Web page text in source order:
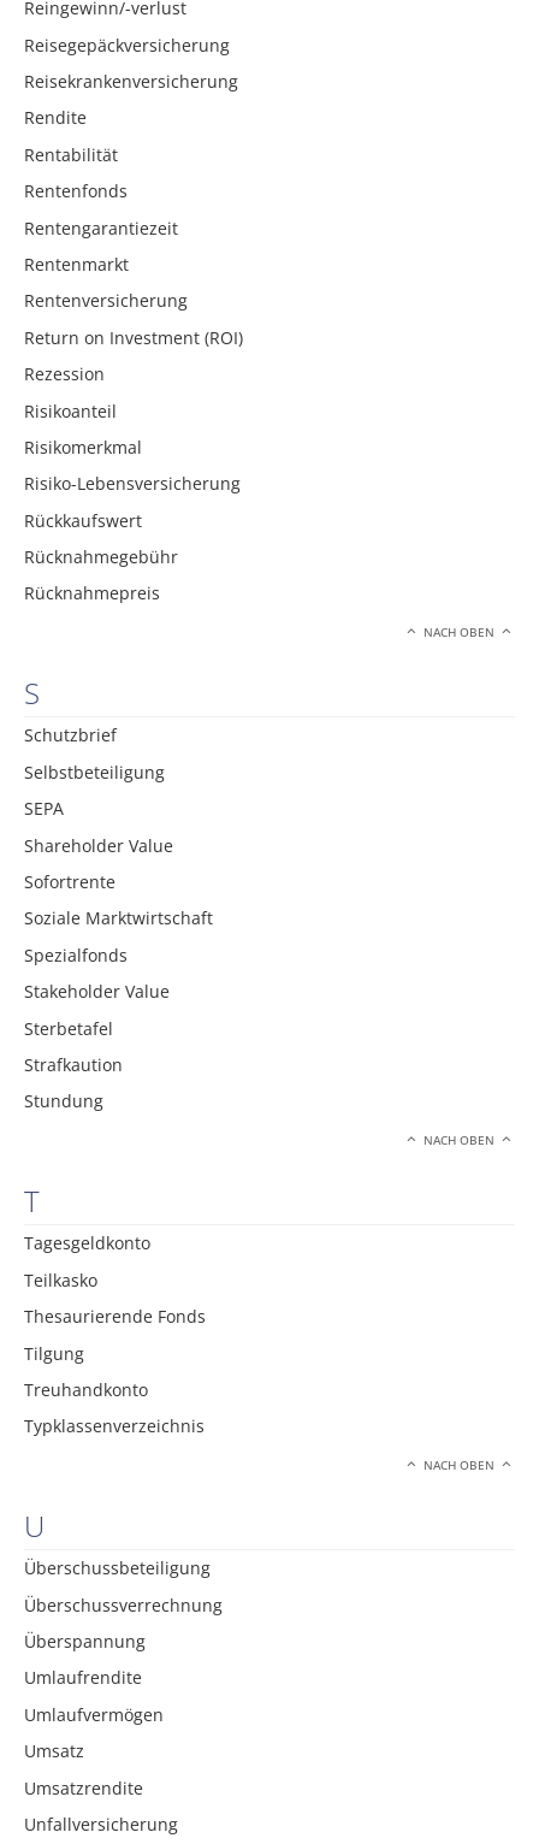
Reingewinn/-verlust
Reisegepäckversicherung
Reisekrankenversicherung
Rendite
Rentabilität
Rentenfonds
Rentengarantiezeit
Rentenmarkt
Rentenversicherung
Return on Investment (ROI)
Rezession
Risikoanteil
Risikomerkmal
Risiko-Lebensversicherung
Rückkaufswert
Rücknahmegebühr
Rücknahmepreis
NACH OBEN
S
Schutzbrief
Selbstbeteiligung
SEPA
Shareholder Value
Sofortrente
Soziale Marktwirtschaft
Spezialfonds
Stakeholder Value
Sterbetafel
Strafkaution
Stundung
NACH OBEN
T
Tagesgeldkonto
Teilkasko
Thesaurierende Fonds
Tilgung
Treuhandkonto
Typklassenverzeichnis
NACH OBEN
U
Überschussbeteiligung
Überschussverrechnung
Überspannung
Umlaufrendite
Umlaufvermögen
Umsatz
Umsatzrendite
Unfallversicherung